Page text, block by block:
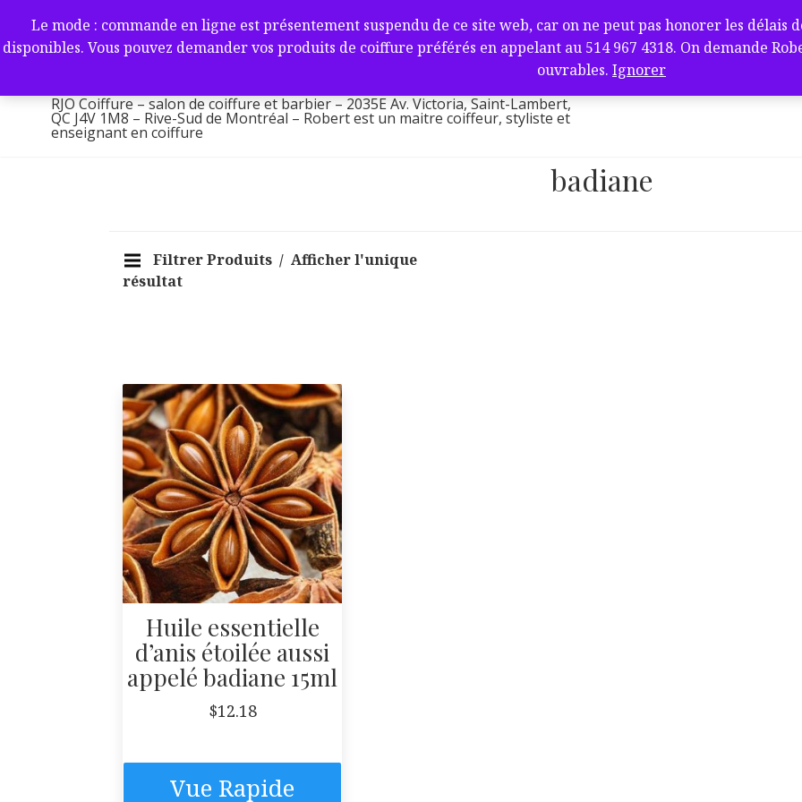
Le mode : commande en ligne est présentement suspendu de ce site web, car on ne peut pas honorer les
disponibles. Vous pouvez demander vos produits de coiffure préférés en appelant au 514 967 4318. On demande
ouvrables. Ignorer
contenu
RJO Coiffure – salon de coiffure et barbier
-2035E Av. Victoria, Saint-Lambert, QC J4V
RJO Coiffure – salon de coiffure et barbier – 2035E Av. Victoria, Saint-Lambert,
QC J4V 1M8 – Rive-Sud de Montréal – Robert est un maitre coiffeur, styliste et
enseignant en coiffure
badiane
Filtrer Produits
Afficher l'unique
résultat
Huile essentielle
d’anis étoilée aussi
appelé badiane 15ml
$12.18
Vue Rapide